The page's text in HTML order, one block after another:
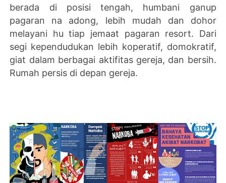
berada di posisi tengah, humbani ganup
pagaran na adong, lebih mudah dan dohor
melayani hu tiap jemaat pagaran resort. Dari
segi kependudukan lebih koperatif, domokratif,
giat dalam berbagai aktifitas gereja, dan bersih.
Rumah persis di depan gereja.